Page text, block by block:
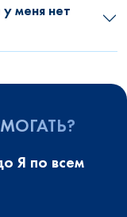
меня нет
Я по всем